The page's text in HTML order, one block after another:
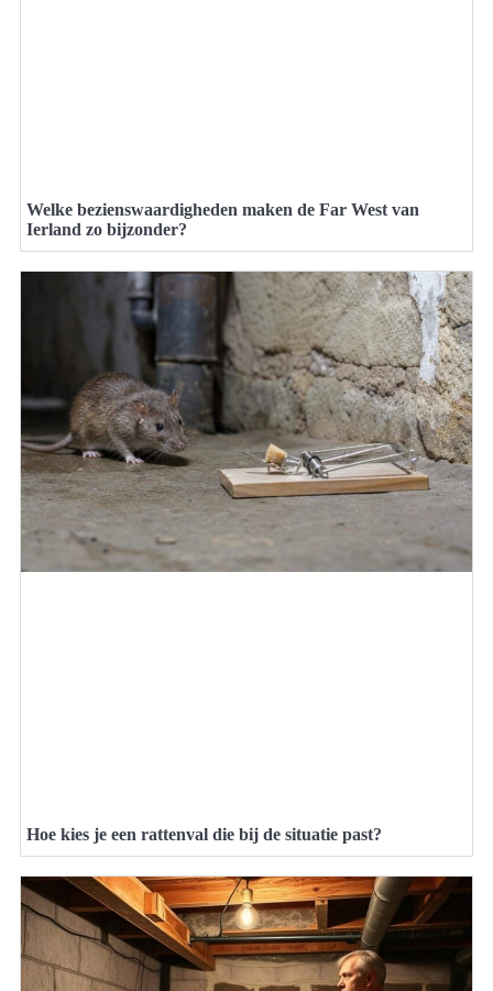
Welke bezienswaardigheden maken de Far West van
Ierland zo bijzonder?
Hoe kies je een rattenval die bij de situatie past?